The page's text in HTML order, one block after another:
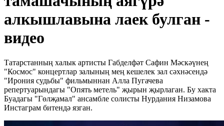
алкышлавына лаек булган -
видео
Татарстанның халык артисты Габделфәт Сафин Мәскәүнең
"Космос" концертлар залының мең кешелек зал сәхнәсендә
"Ирония судьбы" фильмыннан Алла Пугачева
репертуарындагы "Опять метель" җырын җырлаган. Бу хакта
Буадагы "Гөлҗамал" ансамбле солисты Нурдания Низамова
Инстаграм битендә язган.